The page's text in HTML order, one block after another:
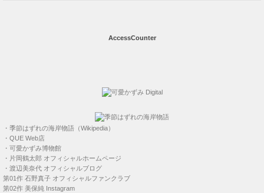
AccessCounter
・ 季節はずれの海岸物語（Wikipedia）
・ QUE Web店
・ 可愛かずみ博物館
・ 片岡鶴太郎 オフィシャルホームページ
・ 渡辺美奈代 オフィシャルブログ
第01作 石野真子 オフィシャルファンクラブ
第02作 美保純 Instagram